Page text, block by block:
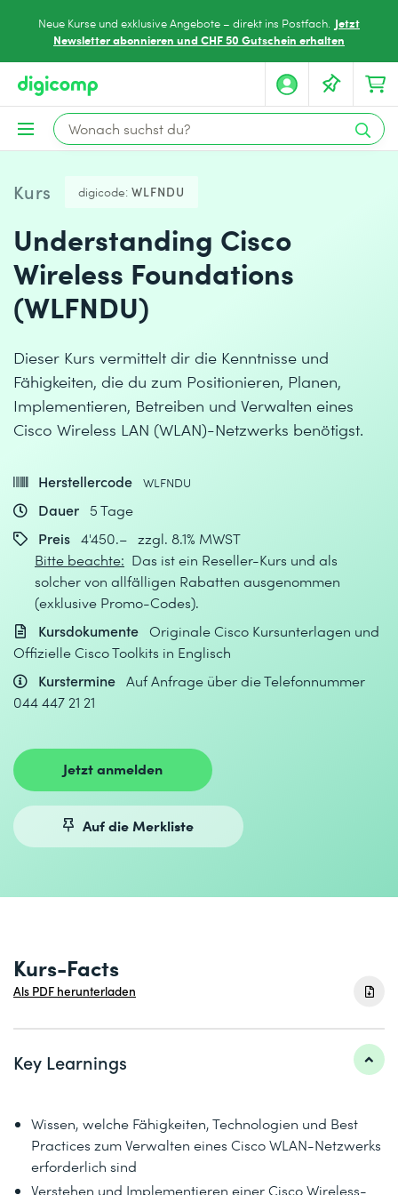
Neue Kurse und exklusive Angebote – direkt ins Postfach. Jetzt
Newsletter abonnieren und CHF 50 Gutschein erhalten
Kurs digicode: WLFNDU
Understanding Cisco
Wireless Foundations
(WLFNDU)
Dieser Kurs vermittelt dir die Kenntnisse und
Fähigkeiten, die du zum Positionieren, Planen,
Implementieren, Betreiben und Verwalten eines
Cisco Wireless LAN (WLAN)-Netzwerks benötigst.
Herstellercode WLFNDU
Dauer
5 Tage
Preis 4'450.– zzgl. 8.1% MWST
Bitte beachte: Das ist ein Reseller-Kurs und als
solcher von allfälligen Rabatten ausgenommen
(exklusive Promo-Codes).
Kursdokumente Originale Cisco Kursunterlagen und
Offizielle Cisco Toolkits in Englisch
Kurstermine Auf Anfrage über die Telefonnummer
044 447 21 21
Jetzt anmelden
Auf die Merkliste
Kurs-Facts
Als PDF herunterladen
Key Learnings
Wissen, welche Fähigkeiten, Technologien und Best
Practices zum Verwalten eines Cisco WLAN-Netzwerks
erforderlich sind
Verstehen und Implementieren einer Cisco Wireless-